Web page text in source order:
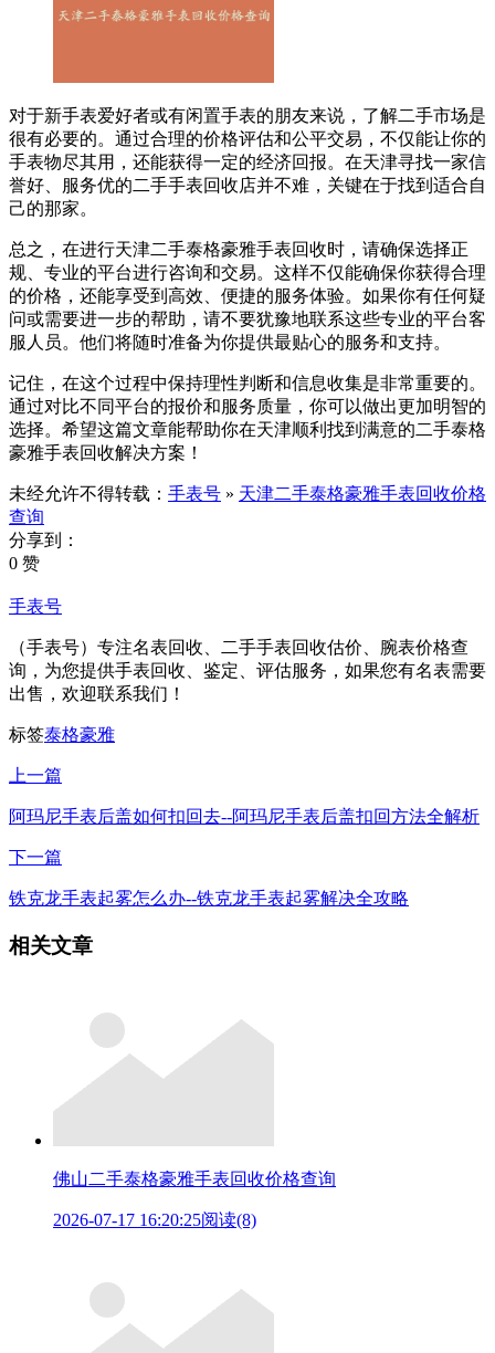
对于新手表爱好者或有闲置手表的朋友来说，了解二手市场是
很有必要的。通过合理的价格评估和公平交易，不仅能让你的
手表物尽其用，还能获得一定的经济回报。在天津寻找一家信
誉好、服务优的二手手表回收店并不难，关键在于找到适合自
己的那家。
总之，在进行天津二手泰格豪雅手表回收时，请确保选择正
规、专业的平台进行咨询和交易。这样不仅能确保你获得合理
的价格，还能享受到高效、便捷的服务体验。如果你有任何疑
问或需要进一步的帮助，请不要犹豫地联系这些专业的平台客
服人员。他们将随时准备为你提供最贴心的服务和支持。
记住，在这个过程中保持理性判断和信息收集是非常重要的。
通过对比不同平台的报价和服务质量，你可以做出更加明智的
选择。希望这篇文章能帮助你在天津顺利找到满意的二手泰格
豪雅手表回收解决方案！
未经允许不得转载： 手表号 » 天津二手泰格豪雅手表回收价格
查询
分享到：
0 赞
手表号
（手表号）专注名表回收、二手手表回收估价、腕表价格查
询，为您提供手表回收、鉴定、评估服务，如果您有名表需要
出售，欢迎联系我们！
标签泰格豪雅
上一篇
阿玛尼手表后盖如何扣回去--阿玛尼手表后盖扣回方法全解析
下一篇
铁克龙手表起雾怎么办--铁克龙手表起雾解决全攻略
相关文章
佛山二手泰格豪雅手表回收价格查询
2026-07-17 16:20:25阅读(8)